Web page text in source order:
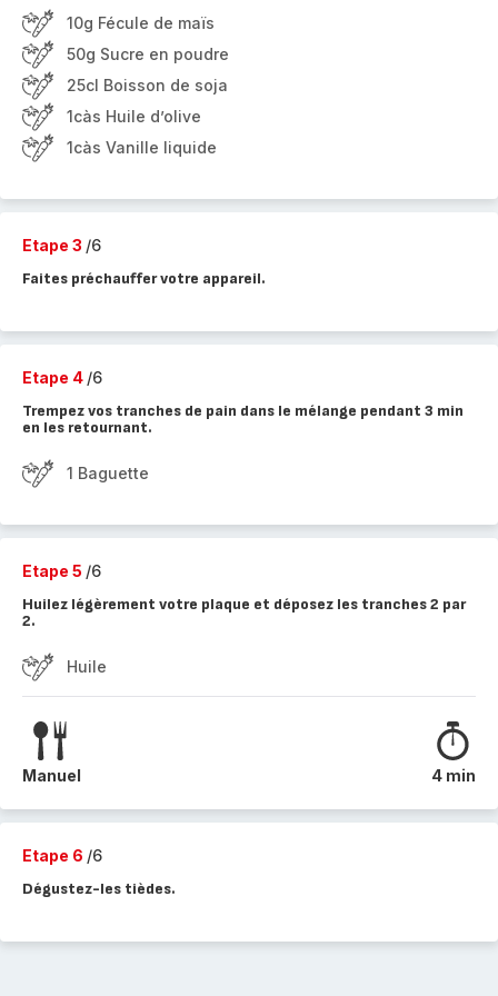
10g Fécule de maïs
50g Sucre en poudre
25cl Boisson de soja
1càs Huile d’olive
1càs Vanille liquide
Etape 3 /6
Faites préchauffer votre appareil.
Etape 4 /6
Trempez vos tranches de pain dans le mélange pendant 3 min
en les retournant.
1 Baguette
Etape 5 /6
Huilez légèrement votre plaque et déposez les tranches 2 par
2.
Huile
Manuel 4 min
Etape 6 /6
Dégustez-les tièdes.